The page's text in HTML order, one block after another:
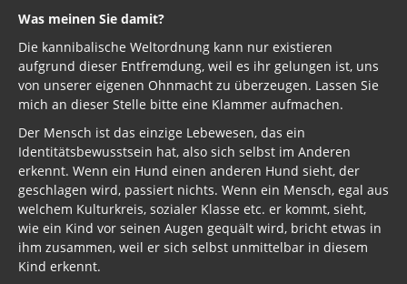
Was meinen Sie damit?
Die kannibalische Weltordnung kann nur existieren
aufgrund dieser Entfremdung, weil es ihr gelungen ist, uns
von unserer eigenen Ohnmacht zu überzeugen. Lassen Sie
mich an dieser Stelle bitte eine Klammer aufmachen.
Der Mensch ist das einzige Lebewesen, das ein
Identitätsbewusstsein hat, also sich selbst im Anderen
erkennt. Wenn ein Hund einen anderen Hund sieht, der
geschlagen wird, passiert nichts. Wenn ein Mensch, egal aus
welchem Kulturkreis, sozialer Klasse etc. er kommt, sieht,
wie ein Kind vor seinen Augen gequält wird, bricht etwas in
ihm zusammen, weil er sich selbst unmittelbar in diesem
Kind erkennt.